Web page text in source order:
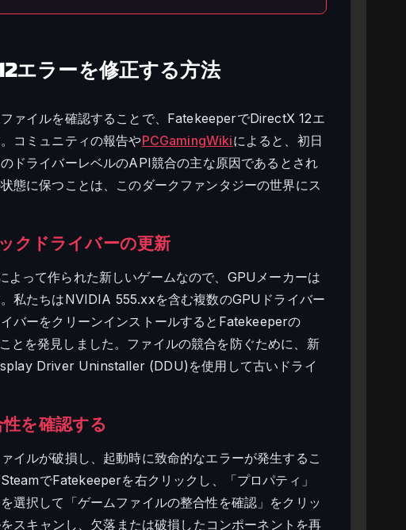
ラーを修正する方法
ァイルを確認することで、FatekeeperでDirectX 12エ
コミュニティの報告やPCGamingWikiによると、初日
ドライバーレベルのAPI競合の主な原因であるとされ
態に保つことは、このダークファンタジーの世界にス
クドライバーの更新
って作られた新しいゲームなので、GPUメーカーは
私たちはNVIDIA 555.xxを含む複数のGPUドライバー
バーをクリーンインストールするとFatekeeperの
とを発見しました。ファイルの競合を防ぐために、新
Driver Uninstaller (DDU)を使用して古いドライ
を確認する
イルが破損し、起動時に致命的なエラーが発生するこ
でFatekeeperを右クリックし、「プロパティ」
選択して「ゲームファイルの整合性を確認」をクリッ
スキャンし、欠落または破損したコンポーネントを再